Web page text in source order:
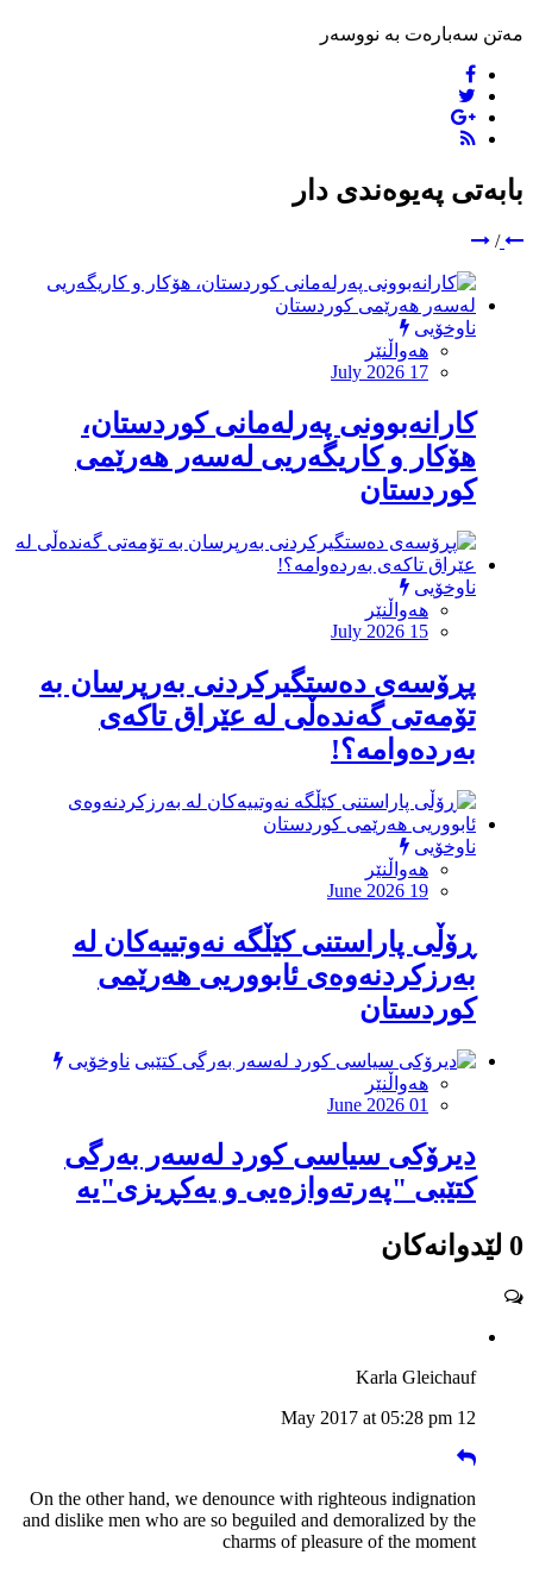
مەتن سەبارەت بە نووسەر
بابەتی پەیوەندی دار
/
ناوخۆیی
هەواڵنێر
July 2026 17
کارانەبوونی پەرلەمانی کوردستان،
هۆکار و کاریگەریی لەسەر هەرێمی
كوردستان
ناوخۆیی
هەواڵنێر
July 2026 15
پڕۆسەی دەستگیرکردنی بەرپرسان بە
تۆمەتی گەندەڵی لە عێراق تاكەی
بەردەوامە؟!
ناوخۆیی
هەواڵنێر
June 2026 19
ڕۆڵی پاراستنی کێڵگە نەوتییەکان لە
بەرزكردنەوەی ئابووریی هەرێمی
کوردستان
ناوخۆیی
هەواڵنێر
June 2026 01
دیرۆکی سیاسی کورد لەسەر بەرگی
کتێبی "پەرتەوازەیی و یەکڕیزی"یە
0 لێدوانەکان
Karla Gleichauf
12 May 2017 at 05:28 pm
On the other hand, we denounce with righteous indignation
and dislike men who are so beguiled and demoralized by the
charms of pleasure of the moment